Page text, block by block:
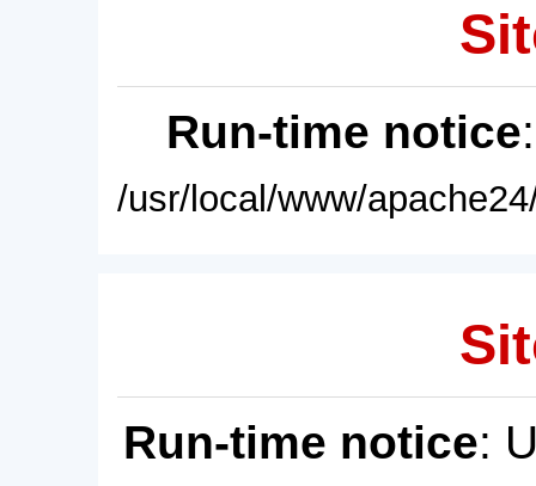
Run-time notice
/usr/local/www/
Run-time notice: